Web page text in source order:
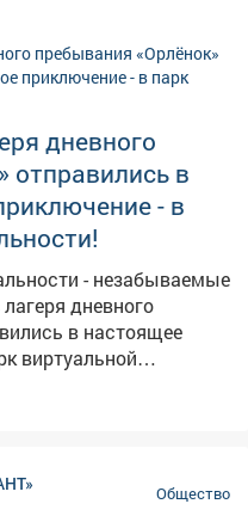
дневного
отправились в
- в
- незабываемые
в настоящее
виртуальной
растворилась:
всё это в VR-очках! 😎
Общество